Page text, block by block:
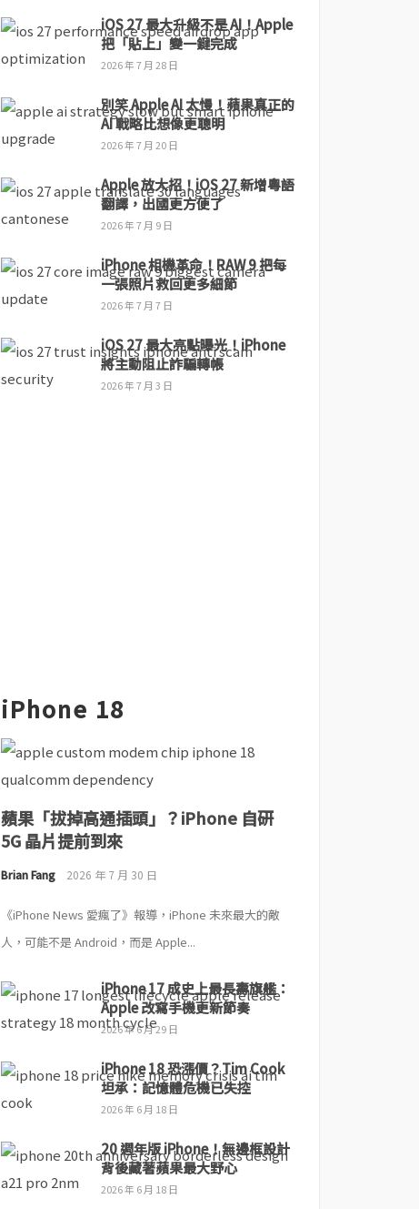
iOS 27 最大升級不是 AI！Apple
把「貼上」變一鍵完成
2026 年 7 月 28 日
別笑 Apple AI 太慢！蘋果真正的
AI 戰略比想像更聰明
2026 年 7 月 20 日
Apple 放大招！iOS 27 新增粵語
翻譯，出國更方便了
2026 年 7 月 9 日
iPhone 相機革命！RAW 9 把每
一張照片救回更多細節
2026 年 7 月 7 日
iOS 27 最大亮點曝光！iPhone
將主動阻止詐騙轉帳
2026 年 7 月 3 日
iPhone 18
蘋果「拔掉高通插頭」？iPhone 自研
5G 晶片提前到來
Brian Fang 2026 年 7 月 30 日
《iPhone News 愛瘋了》報導，iPhone 未來最大的敵
人，可能不是 Android，而是 Apple...
iPhone 17 成史上最長壽旗艦：
Apple 改寫手機更新節奏
2026 年 6 月 29 日
iPhone 18 恐漲價？Tim Cook
坦承：記憶體危機已失控
2026 年 6 月 18 日
20 週年版 iPhone！無邊框設計
背後藏著蘋果最大野心
2026 年 6 月 18 日